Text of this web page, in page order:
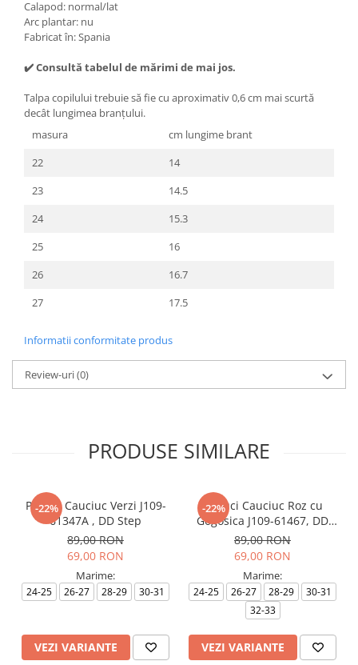
Calapod: normal/lat
Arc plantar: nu
Fabricat în: Spania
✔️ Consultă tabelul de mărimi de mai jos.
Talpa copilului trebuie să fie cu aproximativ 0,6 cm mai scurtă
decât lungimea branțului.
masura
cm lungime brant
22
14
23
14.5
24
15.3
25
16
26
16.7
27
17.5
Informatii conformitate produs
Review-uri(0)
PRODUSE SIMILARE
-22%
Papuci Cauciuc Verzi J109-
61347A , DD Step
89,00 RON
69,00 RON
Marime:
24-25 26-27 28-29 30-31
VEZI VARIANTE
-22%
Papuci Cauciuc Roz cu
Gogosica J109-61467, DD
Step
89,00 RON
69,00 RON
Marime:
24-25 26-27 28-29
30-31
32-33
VEZI VARIANTE